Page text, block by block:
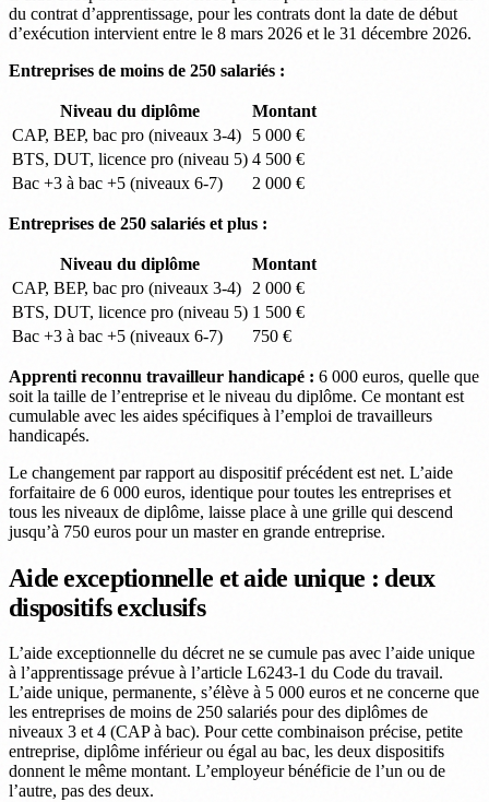
du contrat d’apprentissage, pour les contrats dont la date de début
d’exécution intervient entre le 8 mars 2026 et le 31 décembre 2026.
Entreprises de moins de 250 salariés :
Niveau du diplôme
Montant
CAP, BEP, bac pro (niveaux 3-4)
5 000 €
BTS, DUT, licence pro (niveau 5) 4 500 €
Bac +3 à bac +5 (niveaux 6-7)
2 000 €
Entreprises de 250 salariés et plus :
Niveau du diplôme
Montant
CAP, BEP, bac pro (niveaux 3-4)
2 000 €
BTS, DUT, licence pro (niveau 5) 1 500 €
Bac +3 à bac +5 (niveaux 6-7)
750 €
Apprenti reconnu travailleur handicapé : 6 000 euros, quelle que
soit la taille de l’entreprise et le niveau du diplôme. Ce montant est
cumulable avec les aides spécifiques à l’emploi de travailleurs
handicapés.
Le changement par rapport au dispositif précédent est net. L’aide
forfaitaire de 6 000 euros, identique pour toutes les entreprises et
tous les niveaux de diplôme, laisse place à une grille qui descend
jusqu’à 750 euros pour un master en grande entreprise.
Aide exceptionnelle et aide unique : deux
dispositifs exclusifs
L’aide exceptionnelle du décret ne se cumule pas avec l’aide unique
à l’apprentissage prévue à l’article L6243-1 du Code du travail.
L’aide unique, permanente, s’élève à 5 000 euros et ne concerne que
les entreprises de moins de 250 salariés pour des diplômes de
niveaux 3 et 4 (CAP à bac). Pour cette combinaison précise, petite
entreprise, diplôme inférieur ou égal au bac, les deux dispositifs
donnent le même montant. L’employeur bénéficie de l’un ou de
l’autre, pas des deux.